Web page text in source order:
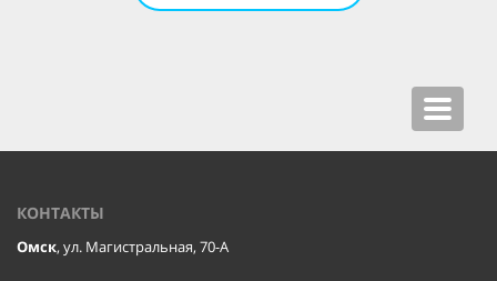
Toggle
КОНТАКТЫ
Омск, ул. Магистральная, 70-А